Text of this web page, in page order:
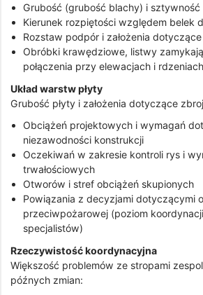
Grubość (grubość blachy) i sztywność
Kierunek rozpiętości względem belek
Rozstaw podpór i założenia
Obróbki krawędziowe, listwy
połączenia przy elewacjach i rdzeniach
Układ warstw płyty
Grubość płyty i założenia dotyczące
Obciążeń projektowych i wymagań
niezawodności konstrukcji
Oczekiwań w zakresie kontroli rys i
trwałościowych
Otworów i stref obciążeń skupionych
Powiązania z decyzjami dotyczącymi
przeciwpożarowej (poziom
specjalistów)
Rzeczywistość koordynacyjna
Większość problemów ze stropami
późnych zmian: